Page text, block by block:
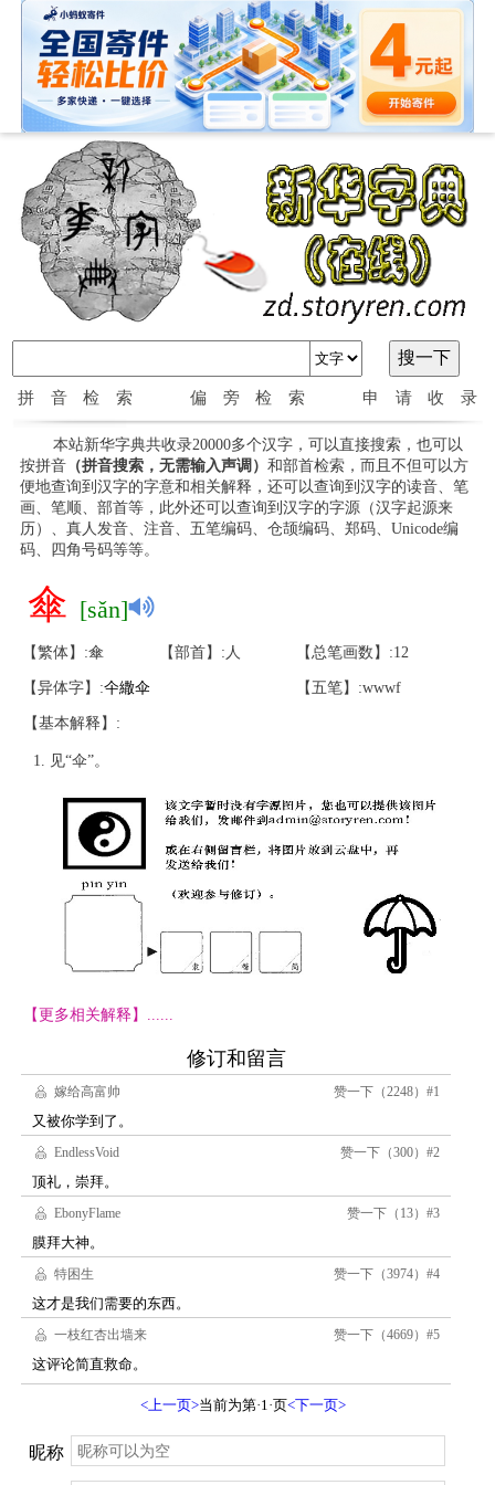
拼音检索 偏旁检索 申请收录
本站新华字典共收录20000多个汉字，可以直接搜索，也可以
按拼音（拼音搜索，无需输入声调） 和部首检索，而且不但可以方
便地查询到汉字的字意和相关解释，还可以查询到汉字的读音、笔
画、笔顺、部首等，此外还可以查询到汉字的字源（汉字起源来
历）、真人发音、注音、五笔编码、仓颉编码、郑码、Unicode编
码、四角号码等等。
傘 [sǎn]
【繁体】:傘 【部首】:人 【总笔画数】:12
【异体字】:仐繖伞 【五笔】:wwwf
【基本解释】:
见“伞”。
【更多相关解释】......